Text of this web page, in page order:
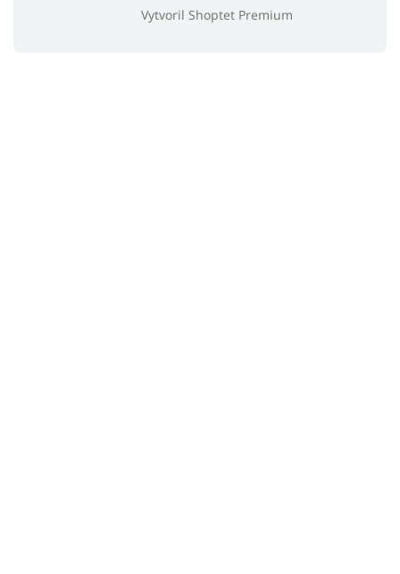
Vytvoril Shoptet Premium